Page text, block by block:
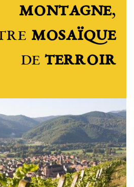
montagne,
mosaïque
de terroir